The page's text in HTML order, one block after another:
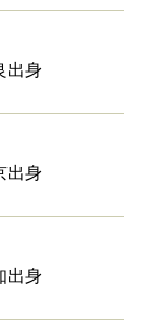
出身
出身
出身